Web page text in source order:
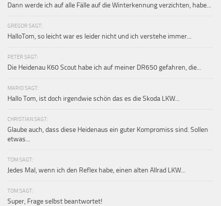
Dann werde ich auf alle Fälle auf die Winterkennung verzichten, habe...
GREGOR SAGT:
HalloTom, so leicht war es leider nicht und ich verstehe immer...
PETER SAGT:
Die Heidenau K60 Scout habe ich auf meiner DR650 gefahren, die...
MARIO SAGT:
Hallo Tom, ist doch irgendwie schön das es die Skoda LKW...
CHRISTIAN SAGT:
Glaube auch, dass diese Heidenaus ein guter Kompromiss sind. Sollen
etwas...
TOM SAGT:
Jedes Mal, wenn ich den Reflex habe, einen alten Allrad LKW...
TOM SAGT:
Super, Frage selbst beantwortet!